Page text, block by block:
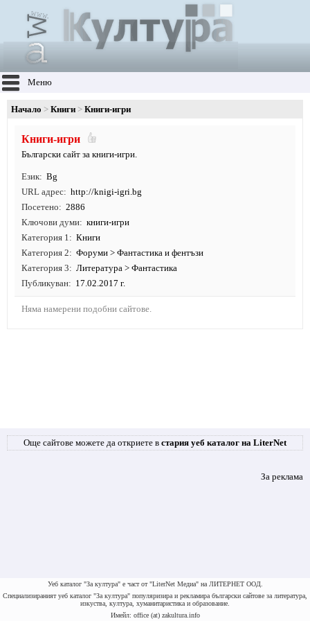
Меню
Начало Книги Книги-игри
Книги-игри
Български сайт за книги-игри.
Език
Bg
URL адрес
http://knigi-igri.bg
Посетено
2886
Ключови думи
книги-игри
Категория 1
Книги
Категория 2
Форуми > Фантастика и фентъзи
Категория 3
Литература > Фантастика
Публикуван
17.02.2017 г.
Няма намерени подобни сайтове.
Още сайтове можете да откриете в стария уеб каталог на LiterNet
За реклама
Уеб каталог "За култура" е част от "LiterNet Медиа" на ЛИТЕРНЕТ ООД.
Специализираният уеб каталог "За култура" популяризира и рекламира български сайтове за литература,
изкуства, култура, хуманитаристика и образование.
Имейл: office (at) zakultura.info